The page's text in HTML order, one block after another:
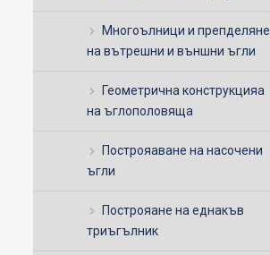
Многоълници и препделяне
на вътрешни и външни ъгли
Геометрична конструкцияа
на ъглополовяща
Построяаване на насочени
ъгли
Построяане на еднакъв
триъгълник